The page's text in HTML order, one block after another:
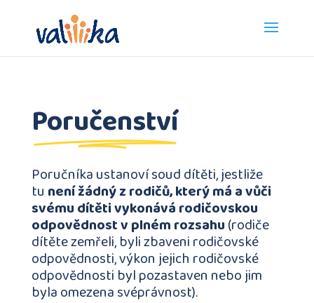
Poručenství
Poručníka ustanoví soud dítěti, jestliže
tu není žádný z rodičů, který má a vůči
svému dítěti vykonává rodičovskou
odpovědnost v plném rozsahu (rodiče
dítěte zemřeli, byli zbaveni rodičovské
odpovědnosti, výkon jejich rodičovské
odpovědnosti byl pozastaven nebo jim
byla omezena svéprávnost).